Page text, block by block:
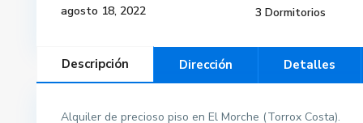
agosto 18, 2022
3 Dormitorios
Descripción Dirección Detalles
Alquiler de precioso piso en El Morche (Torrox Costa).